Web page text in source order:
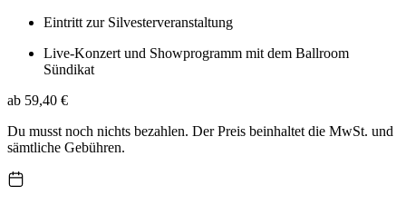
Eintritt zur Silvesterveranstaltung
Live-Konzert und Showprogramm mit dem Ballroom
Sündikat
ab 59,40 €
Du musst noch nichts bezahlen. Der Preis beinhaltet die MwSt. und
sämtliche Gebühren.